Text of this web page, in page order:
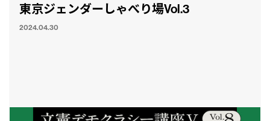
東京ジェンダーしゃべり場Vol.3
2024.04.30